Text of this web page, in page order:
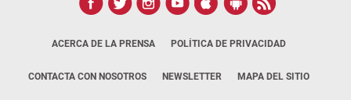
ACERCA DE LA PRENSA POLÍTICA DE PRIVACIDAD
CONTACTA CON NOSOTROS NEWSLETTER MAPA DEL SITIO